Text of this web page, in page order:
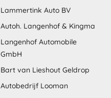
Lammertink Auto BV
Autoh. Langenhof & Kingma
Langenhof Automobile
GmbH
Bart van Lieshout Geldrop
Autobedrijf Looman